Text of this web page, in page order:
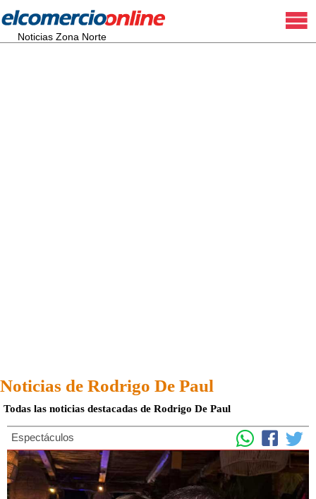
Noticias Zona Norte
Noticias de Rodrigo De Paul
Todas las noticias destacadas de Rodrigo De Paul
Espectáculos